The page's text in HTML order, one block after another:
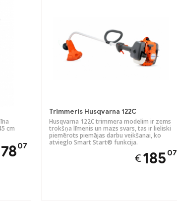
cm
07
Trimmeris Husqvarna 122C
Husqvarna 122C trimmera modelim ir zems
trokšņa līmenis un mazs svars, tas ir lieliski
piemērots piemājas darbu veikšanai, ko
atvieglo Smart Start® funkcija.
€185 07